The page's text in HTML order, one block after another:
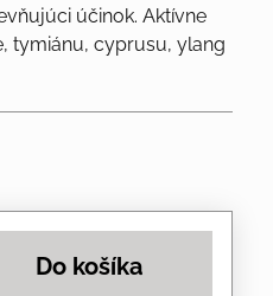
účinok. Aktívne
tymiánu, cyprusu, ylang
Do košíka